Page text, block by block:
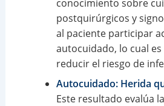
conocimiento sobre
postquirúrgicos y
al paciente participar
autocuidado, lo cual
reducir el riesgo de
Autocuidado: Herida
Este resultado evalúa